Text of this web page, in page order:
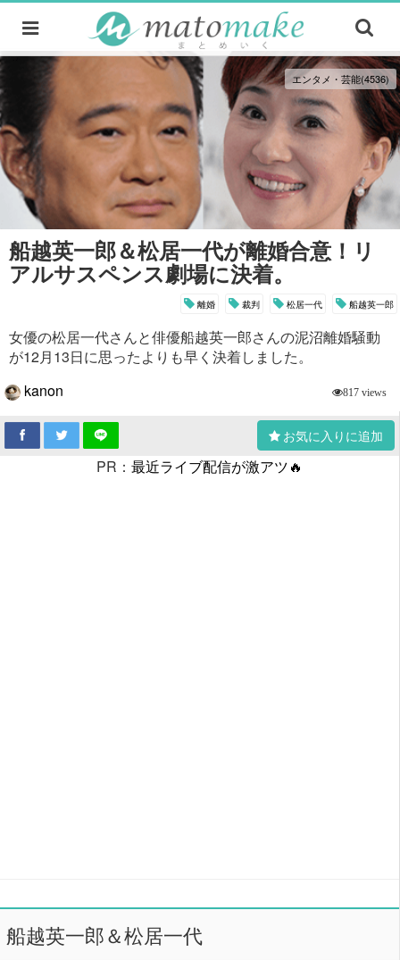
エンタメ・芸能(4536)
船越英一郎＆松居一代が離婚合意！リ
アルサスペンス劇場に決着。
離婚 裁判 松居一代 船越英一郎
女優の松居一代さんと俳優船越英一郎さんの泥沼離婚騒動
が12月13日に思ったよりも早く決着しました。
kanon
817 views
お気に入りに追加
PR： 最近ライブ配信が激アツ🔥
船越英一郎＆松居一代